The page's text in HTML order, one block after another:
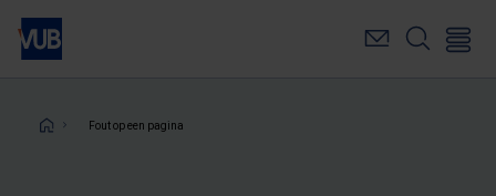
Overslaan
naar
inhoudKruimelpad
Fout op een pagina